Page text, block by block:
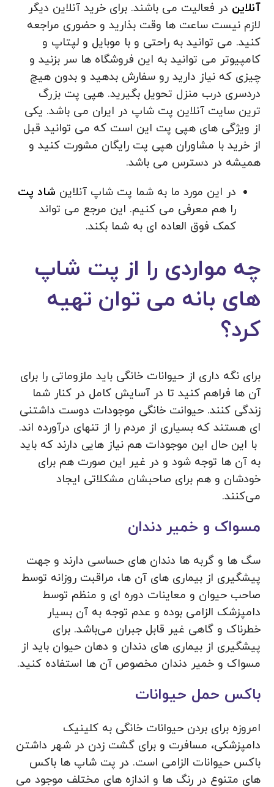
آنلاین در فعالیت می باشند. برای خرید آنلاین دیگر
لازم نیست ساعت‌ ها وقت بذارید و حضوری مراجعه
کنید. می توانید به راحتی و با موبایل و لپتاپ و
کامپیوتر می‌ توانید به این فروشگاه‌ ها سر بزنید و
چیزی که نیاز دارید رو سفارش بدهید و بدون هیچ
دردسری درب منزل تحویل بگیرید. هپی پت بزرگ
ترین سایت آنلاین پت شاپ در ایران می باشد. یکی
از ویژگی های هپی پت این است که می توانید قبل
از خرید با مشاوران هپی پت رایگان مشورت کنید و
همیشه در دسترس می باشد.
در این مورد ما به شما پت شاپ آنلاین شاد پت
را هم معرفی می کنیم. این مرجع می تواند
کمک فوق العاده ای به شما بکند.
چه مواردی را از پت شاپ
های بانه می توان تهیه
کرد؟
برای نگه داری از حیوانات خانگی باید ملزوماتی را برای
آن ها فراهم کنید تا در آسایش کامل در کنار شما
زندگی کنند. حیوانت خانگی موجودات دوست داشتنی
ای هستند که بسیاری از مردم را از تنهای درآورده اند.
با این حال این موجودات هم نیاز‌ هایی دارند که باید
به آن‌ ها توجه شود و در غیر این صورت هم برای
خودشان و هم برای صاحبشان مشکلاتی ایجاد
می‌کنند.
مسواک و خمیر دندان
سگ ها و گربه ها دندان های حساسی دارند و جهت
پیشگیری از بیماری‌ های آن ها، مراقبت روزانه توسط
صاحب حیوان و معاینات دوره‌ ای و منظم توسط
دامپزشک الزامی بوده و عدم توجه به آن بسیار
خطرناک و گاهی غیر قابل جبران می‌باشد. برای
پیشگیری از بیماری های دندان و دهان حیوان باید از
مسواک و خمیر دندان مخصوص آن ها استفاده کنید.
باکس حمل حیوانات
امروزه برای بردن حیوانات خانگی به کلینیک
دامپزشکی، مسافرت و برای گشت زدن در شهر داشتن
باکس حیوانات الزامی است. در پت شاپ ها باکس
های متنوع در رنگ ها و اندازه های مختلف موجود می